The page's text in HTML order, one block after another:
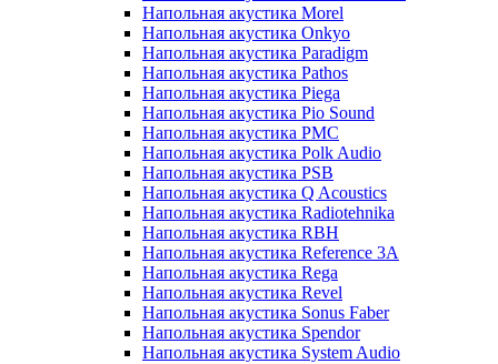
Напольная акустика Morel
Напольная акустика Onkyo
Напольная акустика Paradigm
Напольная акустика Pathos
Напольная акустика Piega
Напольная акустика Pio Sound
Напольная акустика PMC
Напольная акустика Polk Audio
Напольная акустика PSB
Напольная акустика Q Acoustics
Напольная акустика Radiotehnika
Напольная акустика RBH
Напольная акустика Reference 3A
Напольная акустика Rega
Напольная акустика Revel
Напольная акустика Sonus Faber
Напольная акустика Spendor
Напольная акустика System Audio